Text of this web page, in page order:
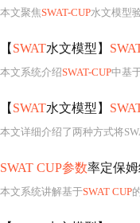
本文聚焦SWAT-CUP水文模型
【 SWAT水文模型】
本文系统介绍SWAT-CUP中基
【 SWAT水文模型】
本文详细介绍了两种方式将
SWAT CUP参数率定保
本文系统讲解基于SWAT CUP